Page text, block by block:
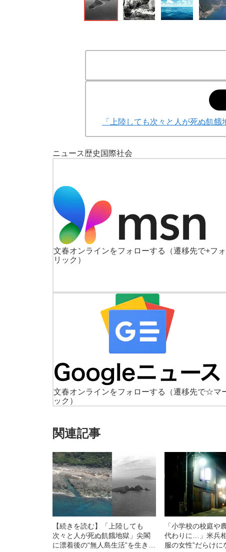
「上陸しても次々と人が死ぬ飢
ニュース歴史 国際社会
文春オンラインをフォローする
（遷移先で+フ
リック）
文春オンラインをフォローする
（遷移先で☆マ
ック）
関連記事
【続きを読む】「上陸しても
次々と人が死ぬ飢餓地獄」尖閣
に漂着後の“無人島生活”を生き延
「小学校の校庭や
代わりに…」米兵
服の女性”だらけに